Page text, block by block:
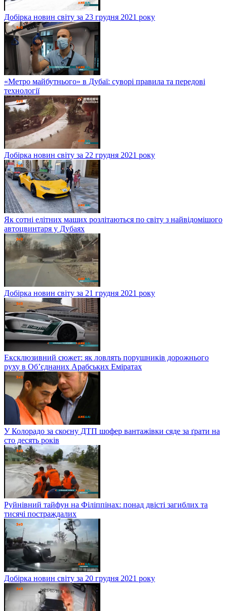
Добірка новин світу за 23 грудня 2021 року
«Метро майбутнього» в Дубаї: суворі правила та передові
технології
Добірка новин світу за 22 грудня 2021 року
Як сотні елітних маших розлітаються по світу з найвідомішого
автоцвинтаря у Дубаях
Добірка новин світу за 21 грудня 2021 року
Ексклюзивний сюжет: як ловлять порушників дорожнього
руху в Об’єднаних Арабських Еміратах
У Колорадо за скоєну ДТП шофер вантажівки сяде за ґрати на
сто десять років
Руйнівний тайфун на Філіппінах: понад двісті загиблих та
тисячі постраждалих
Добірка новин світу за 20 грудня 2021 року